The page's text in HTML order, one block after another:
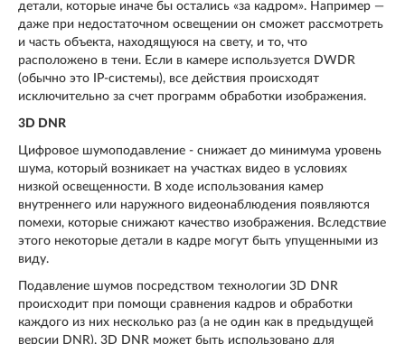
детали, которые иначе бы остались «за кадром». Например —
даже при недостаточном освещении он сможет рассмотреть
и часть объекта, находящуюся на свету, и то, что
расположено в тени. Если в камере используется DWDR
(обычно это IP-системы), все действия происходят
исключительно за счет программ обработки изображения.
3D DNR
Цифровое шумоподавление - снижает до минимума уровень
шума, который возникает на участках видео в условиях
низкой освещенности. В ходе использования камер
внутреннего или наружного видеонаблюдения появляются
помехи, которые снижают качество изображения. Вследствие
этого некоторые детали в кадре могут быть упущенными из
виду.
Подавление шумов посредством технологии 3D DNR
происходит при помощи сравнения кадров и обработки
каждого из них несколько раз (а не один как в предыдущей
версии DNR). 3D DNR может быть использовано для